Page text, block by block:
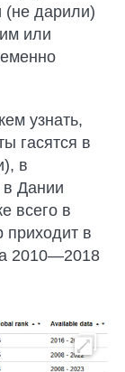
дарили)
или
узнать,
гасятся в
в
в Дании
всего в
приходит в
2010—2018